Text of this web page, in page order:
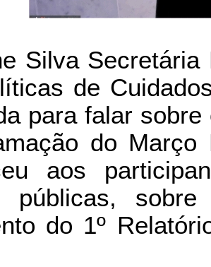
Silva
de
para falar
do
aos
públicas,
do 1º